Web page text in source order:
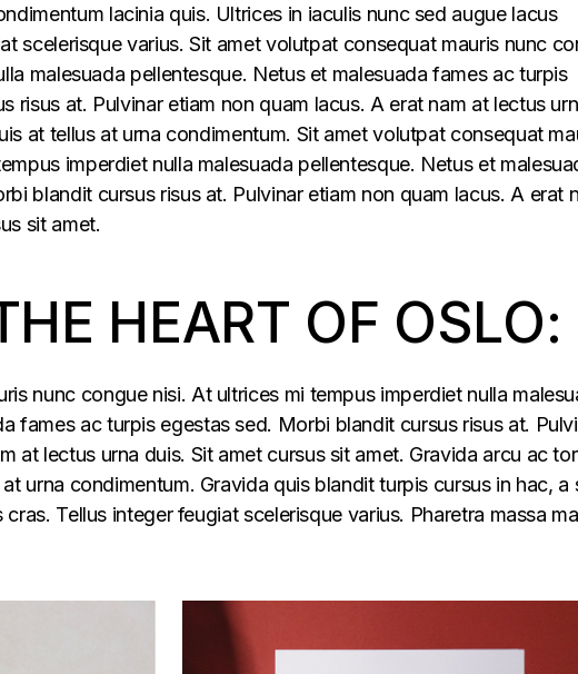
lacinia quis. Ultrices in iaculis nunc sed augue lacus
scelerisque varius. Sit amet volutpat consequat mauris nunc
malesuada pellentesque. Netus et malesuada fames ac turpis
risus at. Pulvinar etiam non quam lacus. A erat nam at lectus
at tellus at urna condimentum. Sit amet volutpat consequat
imperdiet nulla malesuada pellentesque. Netus et
blandit cursus risus at. Pulvinar etiam non quam lacus. A erat
sit amet.
HEART OF OSLO:
nunc congue nisi. At ultrices mi tempus imperdiet nulla
fames ac turpis egestas sed. Morbi blandit cursus risus at.
at lectus urna duis. Sit amet cursus sit amet. Gravida arcu ac
urna condimentum. Gravida quis blandit turpis cursus in hac, a
Tellus integer feugiat scelerisque varius. Pharetra massa